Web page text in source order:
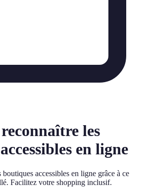
les
en ligne
accessibles en ligne grâce à ce
Facilitez votre shopping inclusif.